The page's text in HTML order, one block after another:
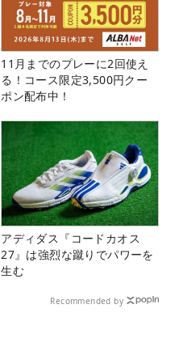
11月までのプレーに2回使え
る！コース限定3,500円クー
ポン配布中！
アディダス『コードカオス
27』は強烈な蹴りでパワーを
生む
Recommended by